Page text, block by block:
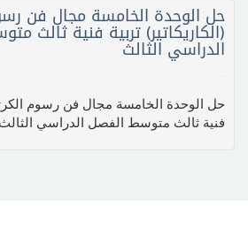
حل الوحدة الخامسة مجال فن
(الكاريكاتير) تربية فنية ثالث
الدراسي الثالث
حل الوحدة الخامسة مجال فن رسوم
فنية ثالث متوسط الفصل الدراسي الثالث